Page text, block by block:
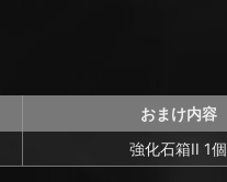
おまけ内容
強化石箱II 1個